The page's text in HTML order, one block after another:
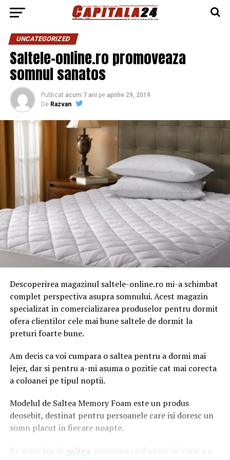
UNCATEGORIZED
Saltele-online.ro promoveaza
somnul sanatos
Publicat acum 7 ani pe aprilie 29, 2019
De Razvan
Descoperirea magazinul saltele-online.ro mi-a schimbat
complet perspectiva asupra somnului. Acest magazin
specializat in comercializarea produselor pentru dormit
ofera clientilor cele mai bune saltele de dormit la
preturi foarte bune.
Am decis ca voi cumpara o saltea pentru a dormi mai
lejer, dar si pentru a-mi asuma o pozitie cat mai corecta
a coloanei pe tipul noptii.
Modelul de Saltea Memory Foam este un produs
deosebit, destinat pentru persoanele care isi doresc un
somn placut in fiecare noapte.
Pe acest tip de
, persoana ce doarme isi creaza o